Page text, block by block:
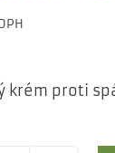
krém proti